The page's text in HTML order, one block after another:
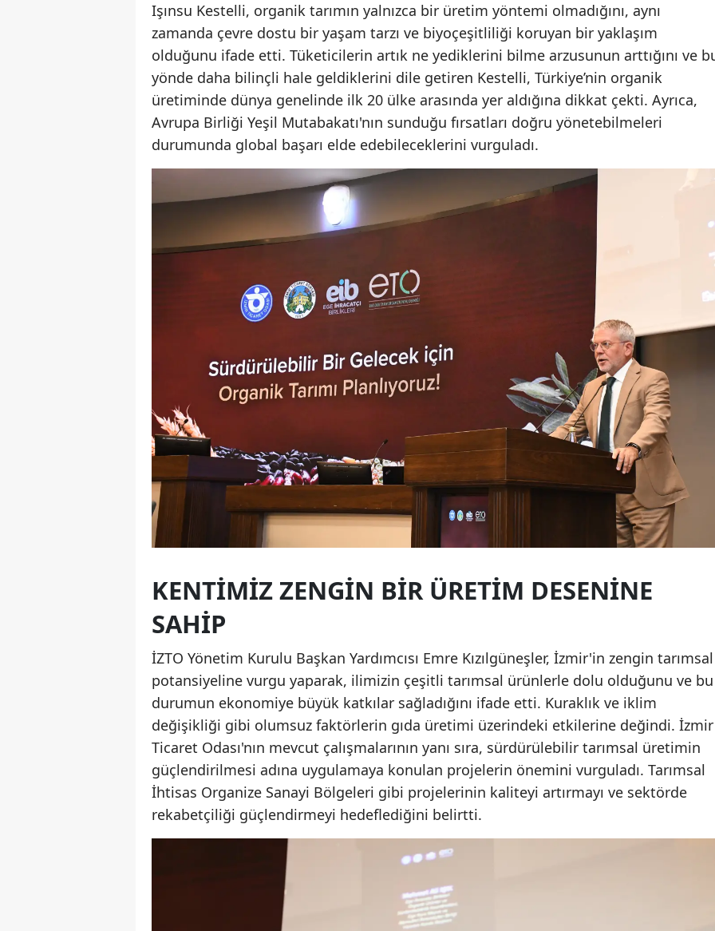
Işınsu Kestelli, organik tarımın yalnızca bir üretim yöntemi olmadığını, aynı
zamanda çevre dostu bir yaşam tarzı ve biyoçeşitliliği koruyan bir yaklaşım
olduğunu ifade etti. Tüketicilerin artık ne yediklerini bilme arzusunun arttığını ve
yönde daha bilinçli hale geldiklerini dile getiren Kestelli, Türkiye’nin organik
üretiminde dünya genelinde ilk 20 ülke arasında yer aldığına dikkat çekti. Ayrıca,
Avrupa Birliği Yeşil Mutabakatı'nın sunduğu fırsatları doğru yönetebilmeleri
durumunda global başarı elde edebileceklerini vurguladı.
KENTIMIZ ZENGIN BIR ÜRETIM DESENINE
SAHIP
İZTO Yönetim Kurulu Başkan Yardımcısı Emre Kızılgüneşler, İzmir'in zengin tarımsal
potansiyeline vurgu yaparak, ilimizin çeşitli tarımsal ürünlerle dolu olduğunu ve bu
durumun ekonomiye büyük katkılar sağladığını ifade etti. Kuraklık ve iklim
değişikliği gibi olumsuz faktörlerin gıda üretimi üzerindeki etkilerine değindi. İzmir
Ticaret Odası'nın mevcut çalışmalarının yanı sıra, sürdürülebilir tarımsal üretimin
güçlendirilmesi adına uygulamaya konulan projelerin önemini vurguladı. Tarımsal
İhtisas Organize Sanayi Bölgeleri gibi projelerinin kaliteyi artırmayı ve sektörde
rekabetçiliği güçlendirmeyi hedeflediğini belirtti.